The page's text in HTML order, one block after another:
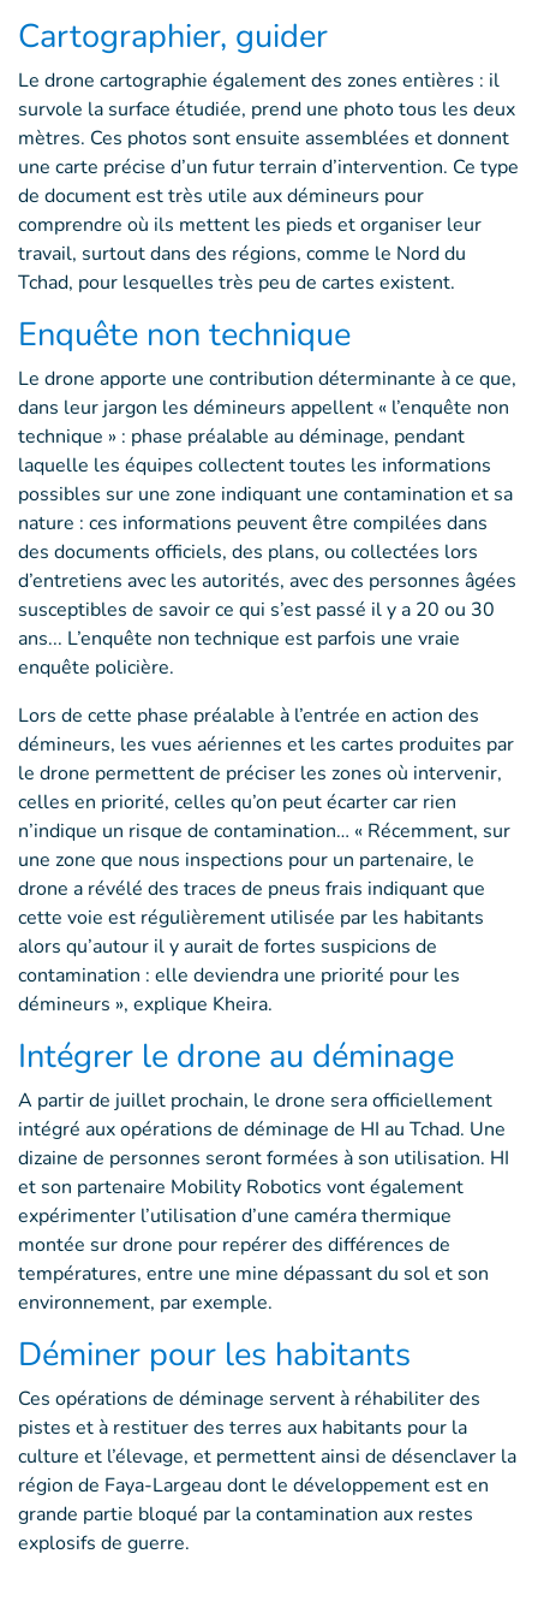
Cartographier, guider
Le drone cartographie également des zones entières : il
survole la surface étudiée, prend une photo tous les deux
mètres. Ces photos sont ensuite assemblées et donnent
une carte précise d’un futur terrain d’intervention. Ce type
de document est très utile aux démineurs pour
comprendre où ils mettent les pieds et organiser leur
travail, surtout dans des régions, comme le Nord du
Tchad, pour lesquelles très peu de cartes existent.
Enquête non technique
Le drone apporte une contribution déterminante à ce que,
dans leur jargon les démineurs appellent « l’enquête non
technique » : phase préalable au déminage, pendant
laquelle les équipes collectent toutes les informations
possibles sur une zone indiquant une contamination et sa
nature : ces informations peuvent être compilées dans
des documents officiels, des plans, ou collectées lors
d’entretiens avec les autorités, avec des personnes âgées
susceptibles de savoir ce qui s’est passé il y a 20 ou 30
ans... L’enquête non technique est parfois une vraie
enquête policière.
Lors de cette phase préalable à l’entrée en action des
démineurs, les vues aériennes et les cartes produites par
le drone permettent de préciser les zones où intervenir,
celles en priorité, celles qu’on peut écarter car rien
n’indique un risque de contamination… « Récemment, sur
une zone que nous inspections pour un partenaire, le
drone a révélé des traces de pneus frais indiquant que
cette voie est régulièrement utilisée par les habitants
alors qu’autour il y aurait de fortes suspicions de
contamination : elle deviendra une priorité pour les
démineurs », explique Kheira.
Intégrer le drone au déminage
A partir de juillet prochain, le drone sera officiellement
intégré aux opérations de déminage de HI au Tchad. Une
dizaine de personnes seront formées à son utilisation. HI
et son partenaire Mobility Robotics vont également
expérimenter l’utilisation d’une caméra thermique
montée sur drone pour repérer des différences de
températures, entre une mine dépassant du sol et son
environnement, par exemple.
Déminer pour les habitants
Ces opérations de déminage servent à réhabiliter des
pistes et à restituer des terres aux habitants pour la
culture et l’élevage, et permettent ainsi de désenclaver la
région de Faya-Largeau dont le développement est en
grande partie bloqué par la contamination aux restes
explosifs de guerre.